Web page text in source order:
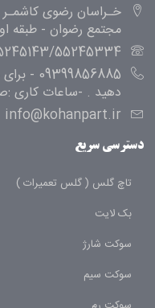
مجتمع رضوان - طبقه اول - واحد
55245334
دهید . -ساعات کاری
info@kohanpart.ir
دسترسی سریع
تاچ گلس ( گلس تعمیرات )
بک لایت
سوکت شارژ
سوکت سیم